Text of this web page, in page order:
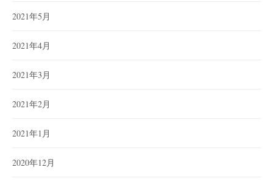
2021年5月
2021年4月
2021年3月
2021年2月
2021年1月
2020年12月